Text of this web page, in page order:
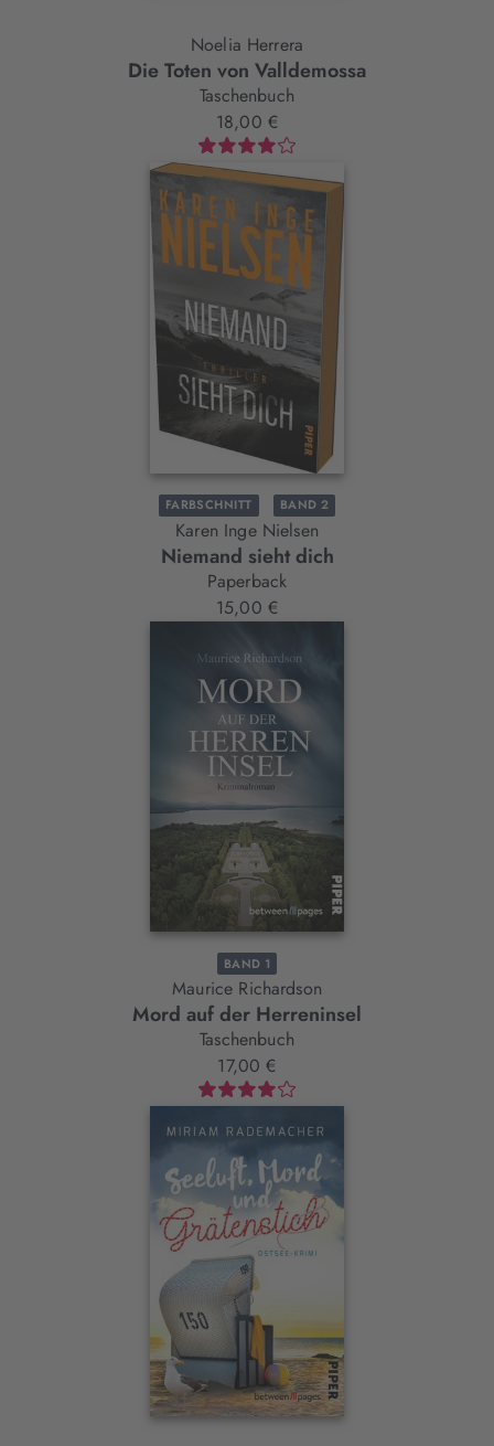
Noelia Herrera
Die Toten von Valldemossa
Taschenbuch
18,00 €
FARBSCHNITT BAND 2
Karen Inge Nielsen
Niemand sieht dich
Paperback
15,00 €
BAND 1
Maurice Richardson
Mord auf der Herreninsel
Taschenbuch
17,00 €